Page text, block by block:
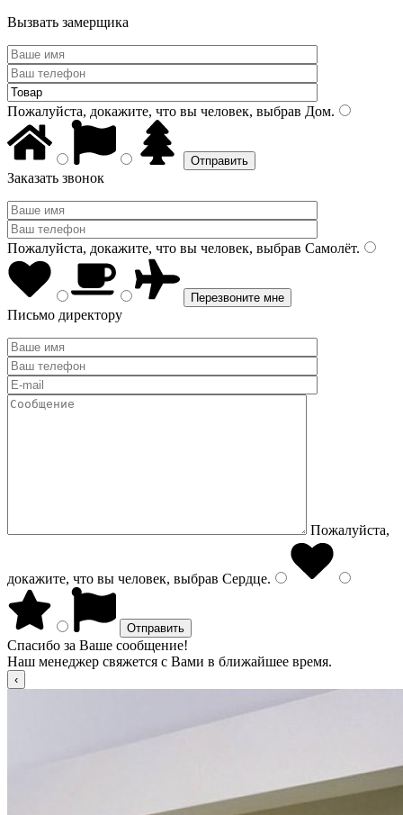
Вызвать замерщика
Пожалуйста, докажите, что вы человек, выбрав Дом.
Заказать звонок
Пожалуйста, докажите, что вы человек, выбрав Самолёт.
Письмо директору
Пожалуйста,
докажите, что вы человек, выбрав Сердце.
Спасибо за Ваше сообщение!
Наш менеджер свяжется с Вами в ближайшее время.